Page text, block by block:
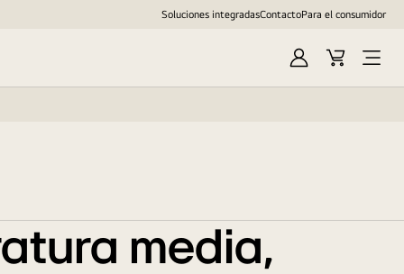
Soluciones integradasContactoPara el consumidor
Iniciar
sesión
Cesta
de
Abrir
menú
media,